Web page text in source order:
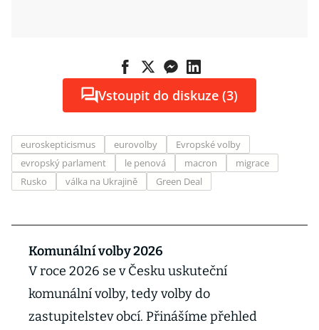
Vstoupit do diskuze (3)
euroskepticismus eurovolby
Evropské volby
evropský parlament
le penová macron
migrace
Rusko
válka na Ukrajině Green Deal
Komunální volby 2026
V roce 2026 se v Česku uskuteční
komunální volby, tedy volby do
zastupitelstev obcí. Přinášíme přehled